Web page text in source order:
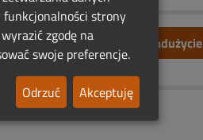
Zgłoś nadużycie
funkcjonalności strony
zgodę na
swoje preferencje.
Odrzuć Akceptuję